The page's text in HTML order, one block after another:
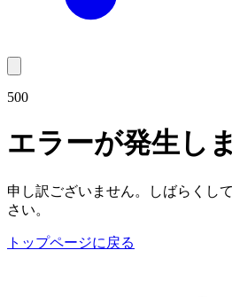
500
エラーが発生し
申し訳ございません。しばらくし
さい。
トップページに戻る